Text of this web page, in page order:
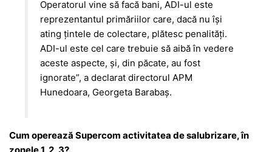
Operatorul vine să facă bani, ADI-ul este
reprezentantul primăriilor care, dacă nu își
ating țintele de colectare, plătesc penalități.
ADI-ul este cel care trebuie să aibă în vedere
aceste aspecte, și, din păcate, au fost
ignorate”, a declarat directorul APM
Hunedoara, Georgeta Barabaș.
Cum operează Supercom activitatea de salubrizare, în